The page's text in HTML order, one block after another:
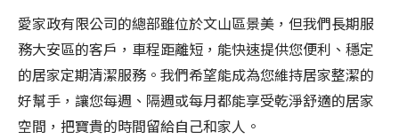
愛家政有限公司的總部雖位於文山區景美，但我們長期服
務大安區的客戶，車程距離短，能快速提供您便利、穩定
的居家定期清潔服務。我們希望能成為您維持居家整潔的
好幫手，讓您每週、隔週或每月都能享受乾淨舒適的居家
空間，把寶貴的時間留給自己和家人。